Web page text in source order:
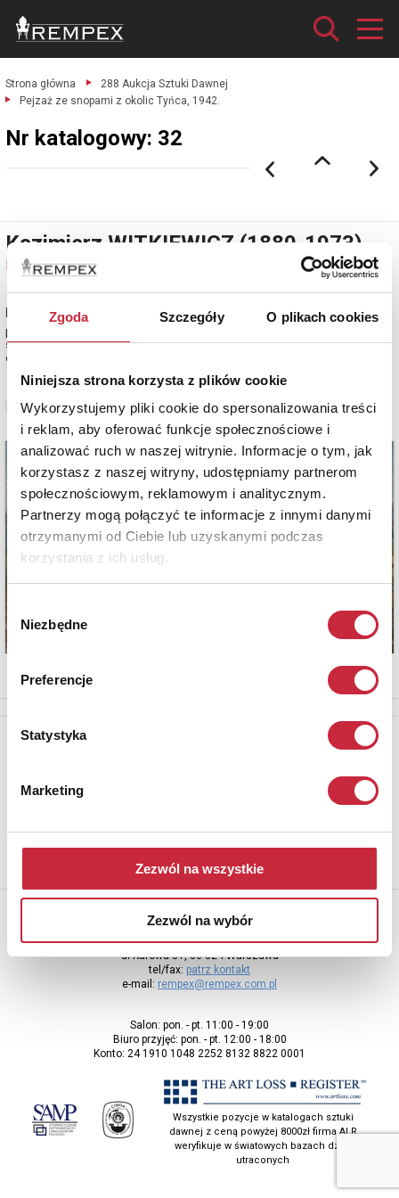
Zgoda Szczegóły O plikach cookies
Niniejsza strona korzysta z plików cookie
Wykorzystujemy pliki cookie do spersonalizowania treści
i reklam, aby oferować funkcje społecznościowe i
analizować ruch w naszej witrynie. Informacje o tym, jak
korzystasz z naszej witryny, udostępniamy partnerom
społecznościowym, reklamowym i analitycznym.
Partnerzy mogą połączyć te informacje z innymi danymi
otrzymanymi od Ciebie lub uzyskanymi podczas
korzystania z ich usług.
Wybór
zgody
Niezbędne
Preferencje
Statystyka
Marketing
Zezwól na wszystkie
Zezwól na wybór
Strona główna
288 Aukcja Sztuki Dawnej
Pejzaż ze snopami z okolic Tyńca, 1942.
Nr katalogowy: 32
Kazimierz WITKIEWICZ (1880-1973)
Nr katalogowy: 32
Pejzaż ze snopami z okolic Tyńca, 1942
pastel, tektura, 23,5 x 43 cm (w świetle oprawy);
sygn., dat. i opisany l. d.: Tyniec 1942 K. Witkiewicz (ołówkiem).
estymacja: 2 000 - 2 400 zł
Zobacz pełne informacje
Rempex Sp. z o.o
ul Karowa 31, 00-324 Warszawa
tel/fax: patrz kontakt
e-mail: rempex@rempex.com.pl
Salon: pon. - pt. 11:00 - 19:00
Biuro przyjęć: pon. - pt. 12:00 - 18:00
Konto: 24 1910 1048 2252 8132 8822 0001
Wszystkie pozycje w katalogach sztuki
dawnej z ceną powyżej 8000zł firma ALR
weryfikuje w światowych bazach dzieł
utraconych